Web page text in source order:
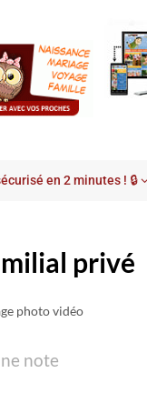
en 2 minutes ! 🔒
privé
photo vidéo
note